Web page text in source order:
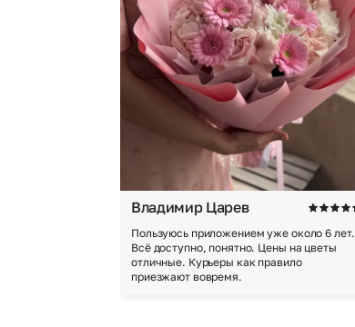
Владимир Царев
Пользуюсь приложением уже около 6 лет.
Всё доступно, понятно. Цены на цветы
отличные. Курьеры как правило
приезжают вовремя.